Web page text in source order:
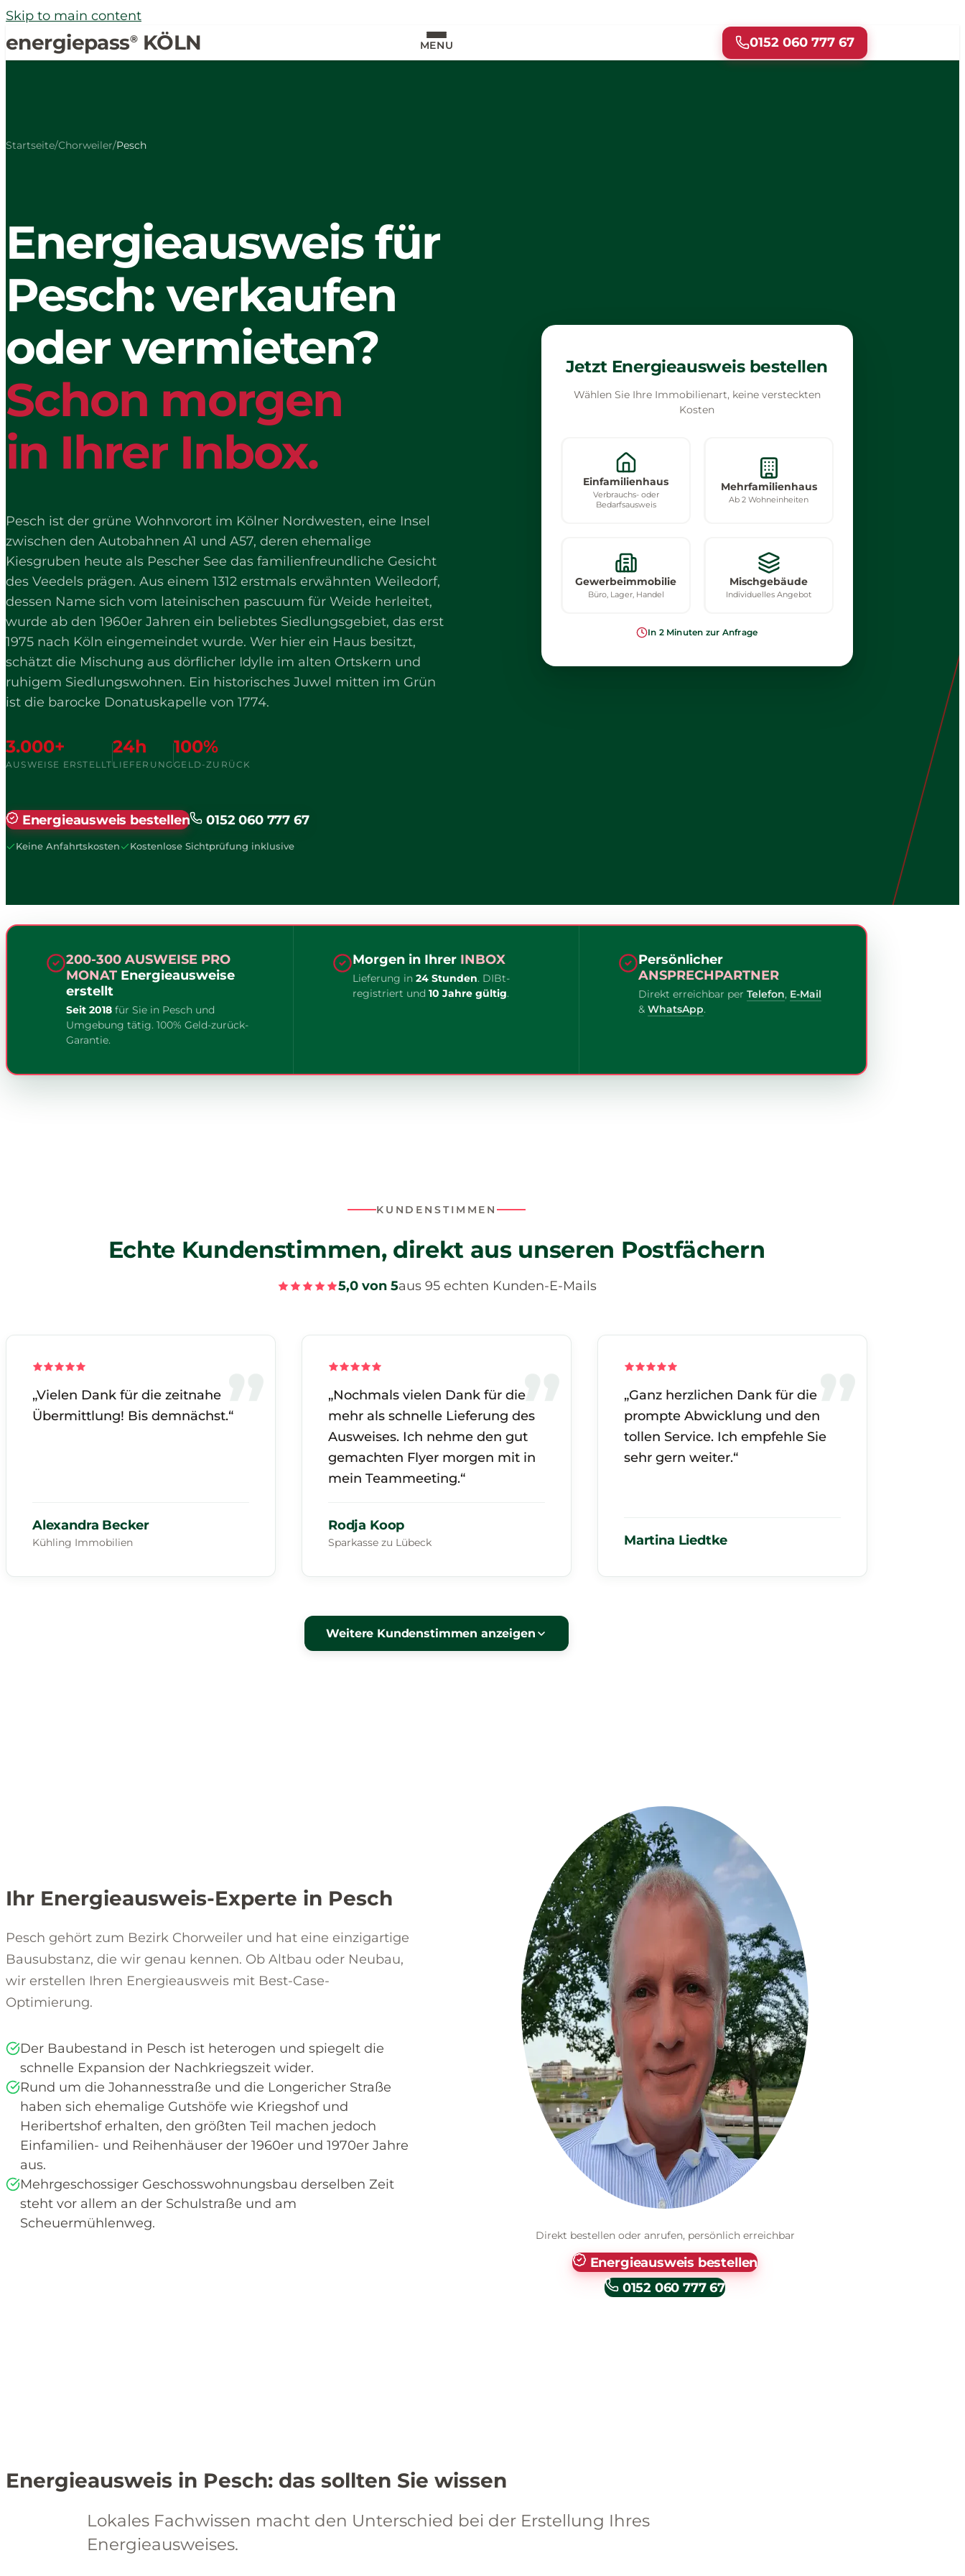
Skip to main content
energiepass®KÖLN MENU 0152 060 777 67
Startseite/Chorweiler/Pesch
Energieausweis für
Pesch: verkaufen
oder vermieten?
Schon morgen
in Ihrer Inbox.
Pesch ist der grüne Wohnvorort im Kölner Nordwesten, eine Insel
zwischen den Autobahnen A1 und A57, deren ehemalige
Kiesgruben heute als Pescher See das familienfreundliche Gesicht
des Veedels prägen. Aus einem 1312 erstmals erwähnten Weiledorf,
dessen Name sich vom lateinischen pascuum für Weide herleitet,
wurde ab den 1960er Jahren ein beliebtes Siedlungsgebiet, das erst
1975 nach Köln eingemeindet wurde. Wer hier ein Haus besitzt,
schätzt die Mischung aus dörflicher Idylle im alten Ortskern und
ruhigem Siedlungswohnen. Ein historisches Juwel mitten im Grün
ist die barocke Donatuskapelle von 1774.
3.000+
AUSWEISE ERSTELLT
24h
LIEFERUNG
100%
GELD-ZURÜCK
Energieausweis bestellen 0152 060 777 67
Keine Anfahrtskosten Kostenlose Sichtprüfung inklusive
Jetzt Energieausweis bestellen
Wählen Sie Ihre Immobilienart, keine versteckten
Kosten
Einfamilienhaus
Verbrauchs- oder
Bedarfsausweis
Mehrfamilienhaus
Ab 2 Wohneinheiten
Gewerbeimmobilie
Büro, Lager, Handel
Mischgebäude
Individuelles Angebot
In 2 Minuten zur Anfrage
200-300 AUSWEISE PRO
MONAT Energieausweise
erstellt
Seit 2018 für Sie in Pesch und
Umgebung tätig. 100% Geld-zurück-
Garantie.
Morgen in Ihrer INBOX
Lieferung in 24 Stunden. DIBt-
registriert und 10 Jahre gültig.
Persönlicher
ANSPRECHPARTNER
Direkt erreichbar perTelefon, E-Mail
&WhatsApp.
KUNDENSTIMMEN
Echte Kundenstimmen, direkt aus unseren Postfächern
5,0 von 5aus 95 echten Kunden-E-Mails
„Vielen Dank für die zeitnahe
Übermittlung! Bis demnächst.“
Alexandra Becker
Kühling Immobilien
„Nochmals vielen Dank für die
mehr als schnelle Lieferung des
Ausweises. Ich nehme den gut
gemachten Flyer morgen mit in
mein Teammeeting.“
Rodja Koop
Sparkasse zu Lübeck
„Ganz herzlichen Dank für die
prompte Abwicklung und den
tollen Service. Ich empfehle Sie
sehr gern weiter.“
Martina Liedtke
Weitere Kundenstimmen anzeigen
Ihr Energieausweis-Experte in Pesch
Pesch gehört zum Bezirk Chorweiler und hat eine einzigartige
Bausubstanz, die wir genau kennen. Ob Altbau oder Neubau,
wir erstellen Ihren Energieausweis mit Best-Case-
Optimierung.
Der Baubestand in Pesch ist heterogen und spiegelt die
schnelle Expansion der Nachkriegszeit wider.
Rund um die Johannesstraße und die Longericher Straße
haben sich ehemalige Gutshöfe wie Kriegshof und
Heribertshof erhalten, den größten Teil machen jedoch
Einfamilien- und Reihenhäuser der 1960er und 1970er Jahre
aus.
Mehrgeschossiger Geschosswohnungsbau derselben Zeit
steht vor allem an der Schulstraße und am
Scheuermühlenweg.
Direkt bestellen oder anrufen, persönlich erreichbar
Energieausweis bestellen
0152 060 777 67
Energieausweis in Pesch: das sollten Sie wissen
Lokales Fachwissen macht den Unterschied bei der Erstellung Ihres
Energieausweises.